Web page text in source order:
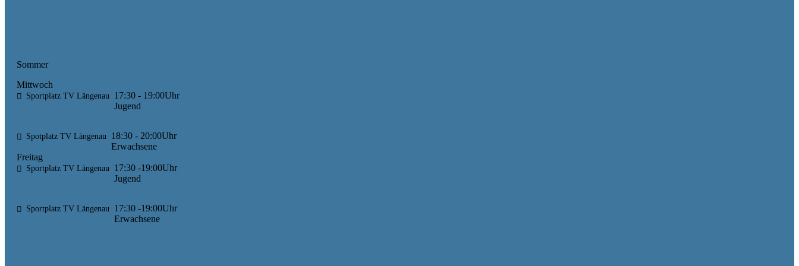
Sommer
Mittwoch
Sportplatz TV Längenau 17:30 - 19:00Uhr
Jugend
Spotplatz TV Längenau 18:30 - 20:00Uhr
Erwachsene
Freitag
Sportplatz TV Längenau 17:30 -19:00Uhr
Jugend
Sportplatz TV Längenau 17:30 -19:00Uhr
Erwachsene